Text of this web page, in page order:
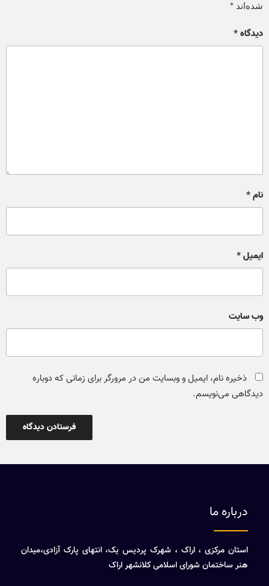
شده‌اند*
دیدگاه*
نام*
ایمیل*
وب‌ سایت
ذخیره نام، ایمیل و وبسایت من در مرورگر برای زمانی که دوباره
دیدگاهی می‌نویسم.
درباره ما
استان مرکزی ، اراک ، شهرک پردیس یک، انتهای پارک آزادی،میدان
هنر ساختمان شورای اسلامی کلانشهر اراک